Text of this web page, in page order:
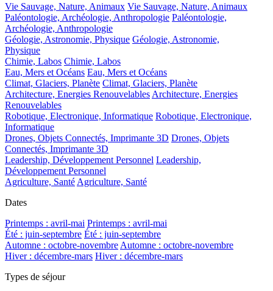
Vie Sauvage, Nature, Animaux Vie Sauvage, Nature, Animaux
Paléontologie, Archéologie, Anthropologie Paléontologie,
Archéologie, Anthropologie
Géologie, Astronomie, Physique Géologie, Astronomie,
Physique
Chimie, Labos Chimie, Labos
Eau, Mers et Océans Eau, Mers et Océans
Climat, Glaciers, Planète Climat, Glaciers, Planète
Architecture, Energies Renouvelables Architecture, Energies
Renouvelables
Robotique, Electronique, Informatique Robotique, Electronique,
Informatique
Drones, Objets Connectés, Imprimante 3D Drones, Objets
Connectés, Imprimante 3D
Leadership, Développement Personnel Leadership,
Développement Personnel
Agriculture, Santé Agriculture, Santé
Dates
Printemps : avril-mai Printemps : avril-mai
Été : juin-septembre Été : juin-septembre
Automne : octobre-novembre Automne : octobre-novembre
Hiver : décembre-mars Hiver : décembre-mars
Types de séjour